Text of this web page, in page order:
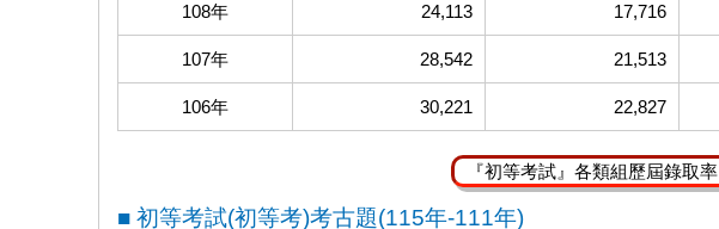
108年 24,113 17,716
107年 28,542 21,513
106年 30,221 22,827
『初等考試』各類組歷屆錄取率
■ 初等考試(初等考)考古題(115年-111年)